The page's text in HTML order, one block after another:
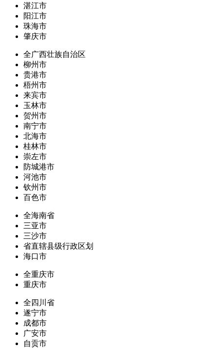
湛江市
阳江市
珠海市
肇庆市
全广西壮族自治区
柳州市
贵港市
梧州市
来宾市
玉林市
贺州市
南宁市
北海市
桂林市
崇左市
防城港市
河池市
钦州市
百色市
全海南省
三亚市
三沙市
省直辖县级行政区划
海口市
全重庆市
重庆市
全四川省
遂宁市
成都市
广安市
自贡市